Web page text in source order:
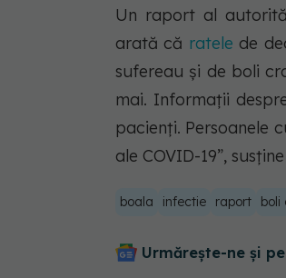
Un raport al
arată că ratele de
sufereau și de boli
mai. Informații
pacienți. Persoanele
ale COVID-19”,
boala infectie raport boli
Urmărește-ne și